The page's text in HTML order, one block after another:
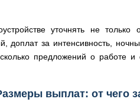
уточнять не
доплат за интенсивность,
предложений о работе
выплат: от чего